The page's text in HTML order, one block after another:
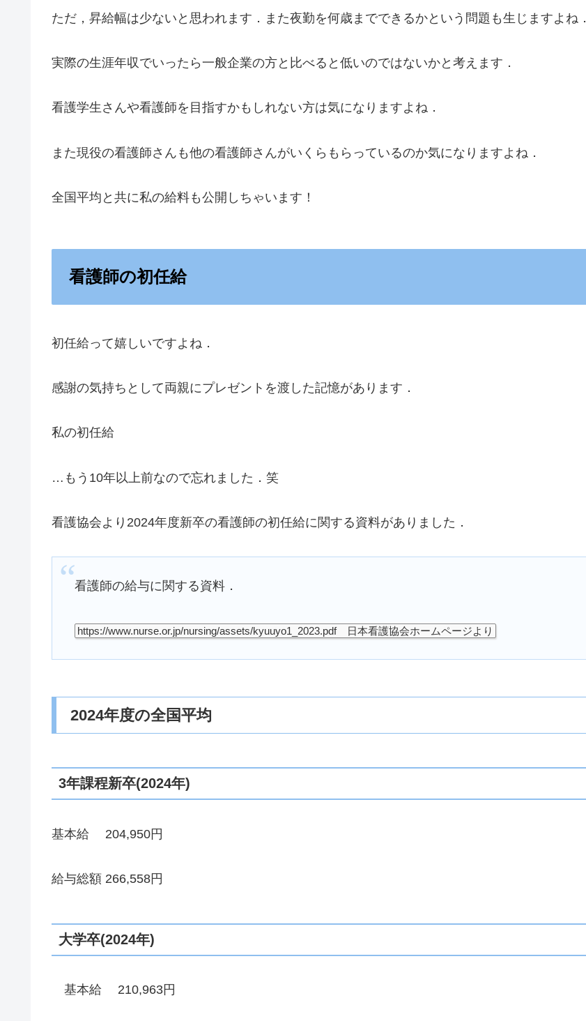
ただ，昇給幅は少ないと思われます．また夜勤を何歳までできるかという問題も生じますよね．
実際の生涯年収でいったら一般企業の方と比べると低いのではないかと考えます．
看護学生さんや看護師を目指すかもしれない方は気になりますよね．
また現役の看護師さんも他の看護師さんがいくらもらっているのか気になりますよね．
全国平均と共に私の給料も公開しちゃいます！
看護師の初任給
初任給って嬉しいですよね．
感謝の気持ちとして両親にプレゼントを渡した記憶があります．
私の初任給
…もう10年以上前なので忘れました．笑
看護協会より2024年度新卒の看護師の初任給に関する資料がありました．
看護師の給与に関する資料．
https://www.nurse.or.jp/nursing/assets/kyuuyo1_2023.pdf 日本看護協会ホームページより
2024年度の全国平均
3年課程新卒(2024年)
基本給 204,950円
給与総額 266,558円
大学卒(2024年)
基本給 210,963円